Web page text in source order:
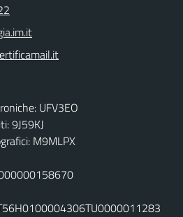
UFV3EO
9J59KJ
M9MLPX